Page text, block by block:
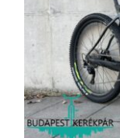
Giant